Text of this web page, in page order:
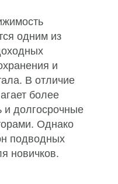
одним из
и
В отличие
более
и долгосрочные
Однако
подводных
новичков.